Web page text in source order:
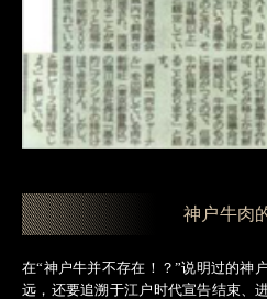
神户牛肉
在“神户牛并不存在！？”说明过的神
远，还要追溯于江户时代宣告结束、